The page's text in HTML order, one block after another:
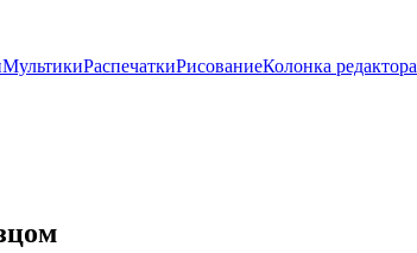
МультикиРаспечаткиРисованиеКолонка редактора